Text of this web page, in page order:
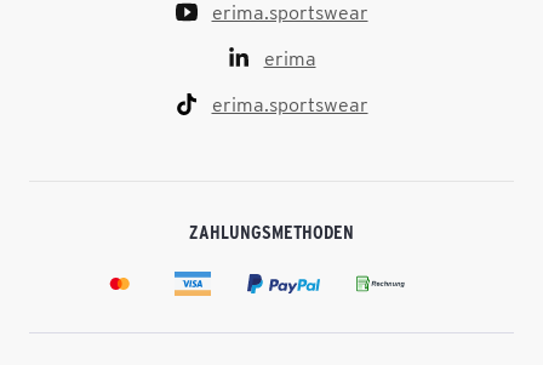
erima.sportswear
erima
erima.sportswear
ZAHLUNGSMETHODEN